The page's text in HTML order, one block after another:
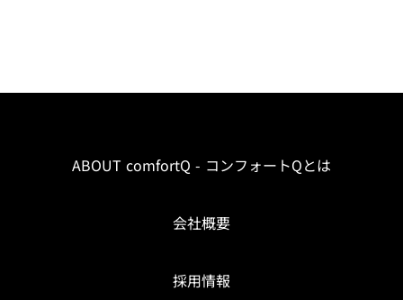
ABOUT comfortQ - コンフォートQとは
会社概要
採用情報